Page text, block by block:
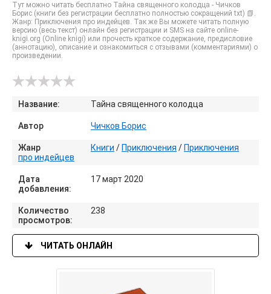
Тут можно читать бесплатно Тайна священного колодца - Чичков
Борис (книги без регистрации бесплатно полностью сокращений txt) 📗.
Жанр: Приключения про индейцев. Так же Вы можете читать полную
версию (весь текст) онлайн без регистрации и SMS на сайте online-
knigi.org (Online knigi) или прочесть краткое содержание, предисловие
(аннотацию), описание и ознакомиться с отзывами (комментариями) о
произведении.
Название: Тайна священного колодца
Автор Чичков Борис
Жанр Книги / Приключения / Приключения
про индейцев
Дата
добавления:
17 март 2020
Количество
просмотров:
238
ЧИТАТЬ ОНЛАЙН